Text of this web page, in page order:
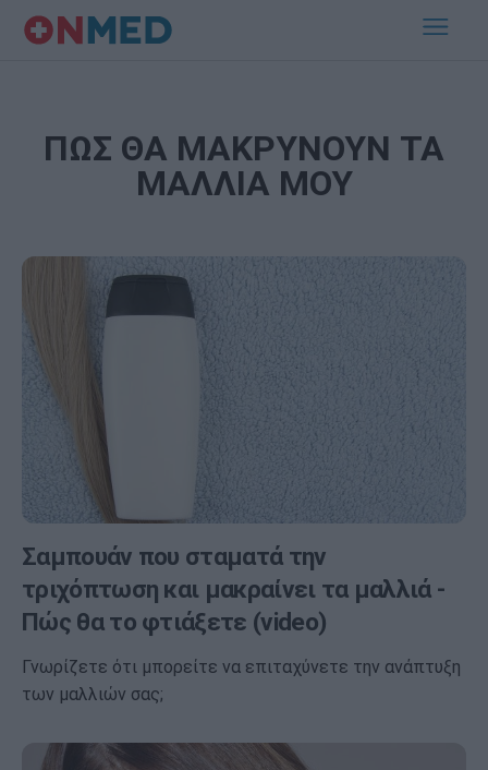
ΠΩΣ ΘΑ ΜΑΚΡΥΝΟΥΝ ΤΑ
ΜΑΛΛΙΑ ΜΟΥ
Σαμπουάν που σταματά την
τριχόπτωση και μακραίνει τα μαλλιά -
Πώς θα το φτιάξετε (video)
Γνωρίζετε ότι μπορείτε να επιταχύνετε την ανάπτυξη
των μαλλιών σας;